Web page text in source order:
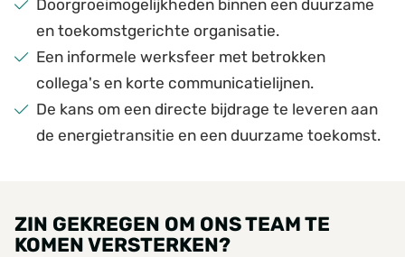
Doorgroeimogelijkheden binnen een duurzame
en toekomstgerichte organisatie.
Een informele werksfeer met betrokken
collega's en korte communicatielijnen.
De kans om een directe bijdrage te leveren aan
de energietransitie en een duurzame toekomst.
ZIN GEKREGEN OM ONS TEAM TE
KOMEN VERSTERKEN?